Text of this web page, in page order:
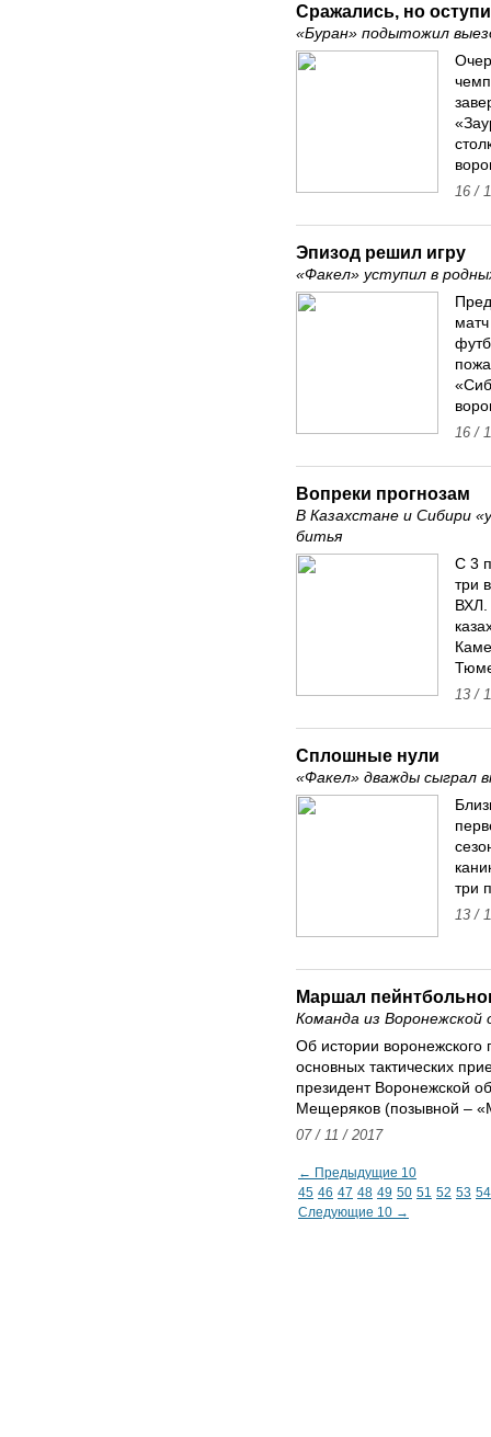
Сражались, но
«Буран» подытожил
16 /
Эпизод решил игру
«Факел» уступил в
16 /
Вопреки прогнозам
В Казахстане и Сибири
битья
С 3
три
ВХЛ.
13 /
Сплошные нули
«Факел» дважды сыграл
три
13 /
Маршал
Команда из Воронежской
Об истории воронежского
основных тактических
президент Воронежской
Мещеряков (позывной –
07 / 11 / 2017
← Предыдущие 10
45 46 47 48 49 50 51 52 53 54
Следующие 10 →